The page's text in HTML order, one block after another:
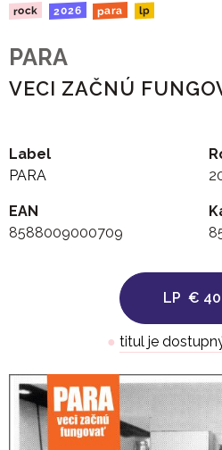
rock 2026 para lp
PARA
VECI ZAČNÚ
Label
PARA
EAN
8588009000709
LP € 40
● titul je